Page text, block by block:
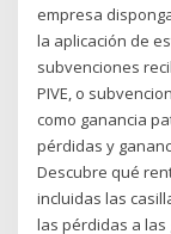
empresa
la aplicación de
subvenciones
PIVE, o
como ganancia
pérdidas y
Descubre qué
incluidas las
las pérdidas a las